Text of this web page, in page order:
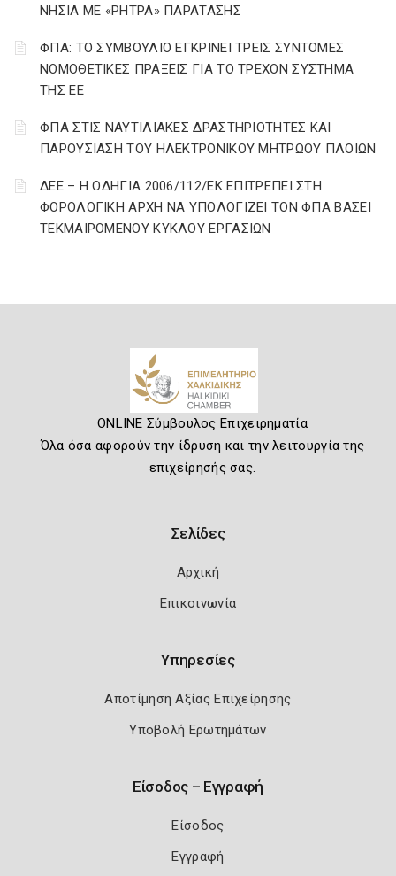
ΝΗΣΙΑ ΜΕ «ΡΗΤΡΑ» ΠΑΡΑΤΑΣΗΣ
ΦΠΑ: ΤΟ ΣΥΜΒΟΥΛΙΟ ΕΓΚΡΙΝΕΙ ΤΡΕΙΣ ΣΥΝΤΟΜΕΣ
ΝΟΜΟΘΕΤΙΚΕΣ ΠΡΑΞΕΙΣ ΓΙΑ ΤΟ ΤΡΕΧΟΝ ΣΥΣΤΗΜΑ
ΤΗΣ ΕΕ
ΦΠΑ ΣΤΙΣ ΝΑΥΤΙΛΙΑΚΕΣ ΔΡΑΣΤΗΡΙΟΤΗΤΕΣ ΚΑΙ
ΠΑΡΟΥΣΙΑΣΗ ΤΟΥ ΗΛΕΚΤΡΟΝΙΚΟΥ ΜΗΤΡΩΟΥ ΠΛΟΙΩΝ
ΔΕΕ – Η ΟΔΗΓΙΑ 2006/112/ΕΚ ΕΠΙΤΡΕΠΕΙ ΣΤΗ
ΦΟΡΟΛΟΓΙΚΗ ΑΡΧΗ ΝΑ ΥΠΟΛΟΓΙΖΕΙ ΤΟΝ ΦΠΑ ΒΑΣΕΙ
ΤΕΚΜΑΙΡΟΜΕΝΟΥ ΚΥΚΛΟΥ ΕΡΓΑΣΙΩΝ
ONLINE Σύμβουλος Επιχειρηματία
Όλα όσα αφορούν την ίδρυση και την λειτουργία της
επιχείρησής σας.
Σελίδες
Αρχική
Επικοινωνία
Υπηρεσίες
Αποτίμηση Αξίας Επιχείρησης
Υποβολή Ερωτημάτων
Είσοδος – Εγγραφή
Είσοδος
Εγγραφή